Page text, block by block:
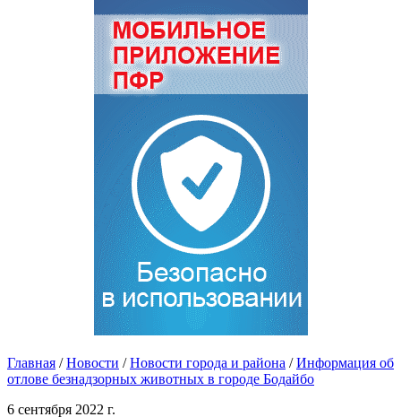
Главная / Новости / Новости города и района / Информация об
отлове безнадзорных животных в городе Бодайбо
6 сентября 2022 г.